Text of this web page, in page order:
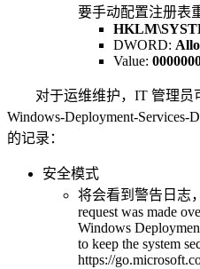
要手动配置注册表
DWORD:
Value:
对于运维维护，IT 管理员
Windows-Deployment-Services-
的记录：
安全模式
将会看到警告日志
request was made
Windows
to keep the system
https://